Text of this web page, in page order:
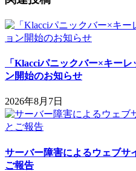
「Klacciパニックバー×キー
ン開始のお知らせ
2026年8月7日
サーバー障害によるウェブサ
ご報告